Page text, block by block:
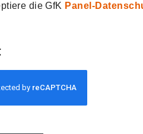
die GfK Panel-